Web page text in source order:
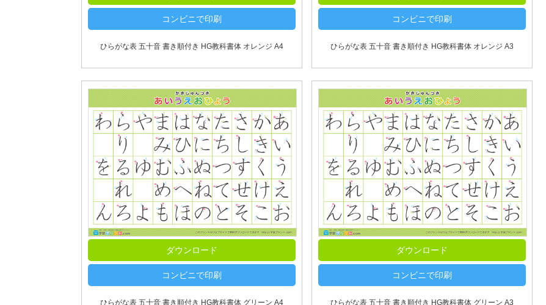
コンビニで印刷
ひらがな表 五十音 書き順付き HG教科書体 オレンジ A4
コンビニで印刷
ひらがな表 五十音 書き順付き HG教科書体 オレンジ A3
ダウンロード
コンビニで印刷
ひらがな表 五十音 書き順付き HG教科書体 グリーン A4
ダウンロード
コンビニで印刷
ひらがな表 五十音 書き順付き HG教科書体 グリーン A3